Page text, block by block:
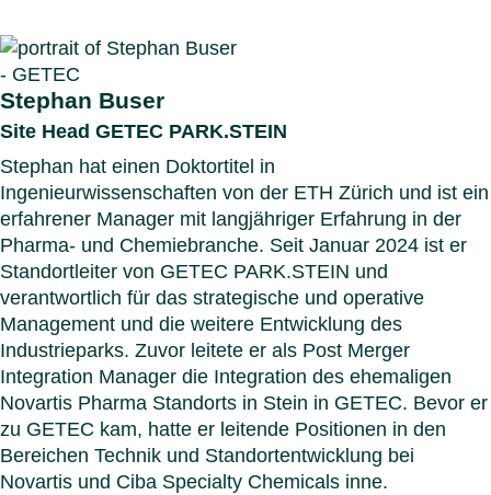
Stephan Buser
Site Head GETEC PARK.STEIN
Stephan hat einen Doktortitel in
Ingenieurwissenschaften von der ETH Zürich und ist ein
erfahrener Manager mit langjähriger Erfahrung in der
Pharma- und Chemiebranche. Seit Januar 2024 ist er
Standortleiter von GETEC PARK.STEIN und
verantwortlich für das strategische und operative
Management und die weitere Entwicklung des
Industrieparks. Zuvor leitete er als Post Merger
Integration Manager die Integration des ehemaligen
Novartis Pharma Standorts in Stein in GETEC. Bevor er
zu GETEC kam, hatte er leitende Positionen in den
Bereichen Technik und Standortentwicklung bei
Novartis und Ciba Specialty Chemicals inne.